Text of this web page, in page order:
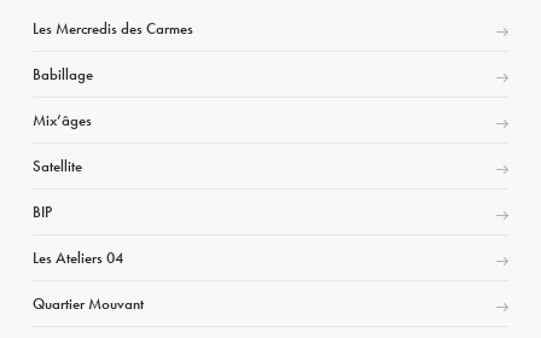
Les Mercredis des Carmes
Babillage
Mix’âges
Satellite
BIP
Les Ateliers 04
Quartier Mouvant